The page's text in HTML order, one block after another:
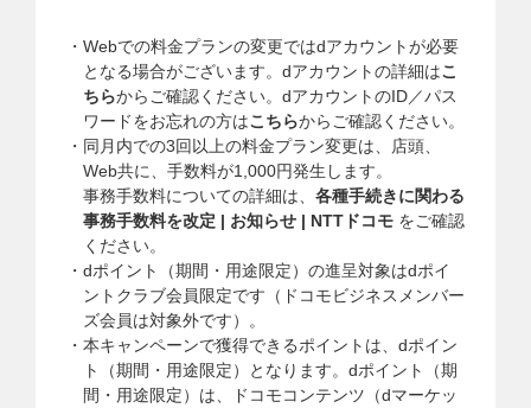
Webでの料金プランの変更ではdアカウントが必要
となる場合がございます。dアカウントの詳細はこ
ちらからご確認ください。dアカウントのID／パス
ワードをお忘れの方はこちらからご確認ください。
同月内での3回以上の料金プラン変更は、店頭、
Web共に、手数料が1,000円発生します。
事務手数料についての詳細は、 各種手続きに関わる
事務手数料を改定 | お知らせ | NTTドコモ をご確認
ください。
dポイント（期間・用途限定）の進呈対象はdポイ
ントクラブ会員限定です（ドコモビジネスメンバー
ズ会員は対象外です）。
本キャンペーンで獲得できるポイントは、dポイン
ト（期間・用途限定）となります。dポイント（期
間・用途限定）は、ドコモコンテンツ（dマーケッ